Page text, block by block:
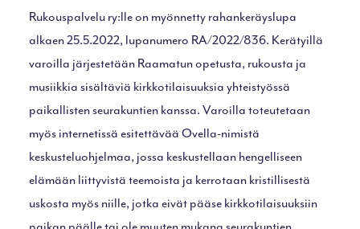
Rukouspalvelu ry:lle on myönnetty rahankeräyslupa
alkaen 25.5.2022, lupanumero RA/2022/836. Kerätyillä
varoilla järjestetään Raamatun opetusta, rukousta ja
musiikkia sisältäviä kirkkotilaisuuksia yhteistyössä
paikallisten seurakuntien kanssa. Varoilla toteutetaan
myös internetissä esitettävää Ovella-nimistä
keskusteluohjelmaa, jossa keskustellaan hengelliseen
elämään liittyvistä teemoista ja kerrotaan kristillisestä
uskosta myös niille, jotka eivät pääse kirkkotilaisuuksiin